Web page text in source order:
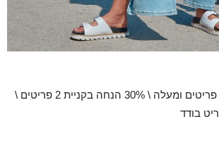
40% הנחה בקניית 3 פריטים ומעלה \ 30% הנחה בקניית 2 פריטים \